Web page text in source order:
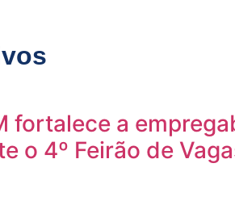
fortalece a
o 4º Feirão de